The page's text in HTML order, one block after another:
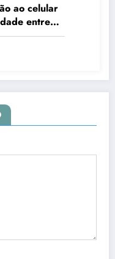
ao celular
entre